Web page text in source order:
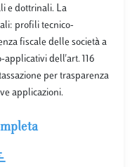
e dottrinali. La
profili tecnico-
fiscale delle società a
dell'art. 116
per trasparenza
applicazioni.